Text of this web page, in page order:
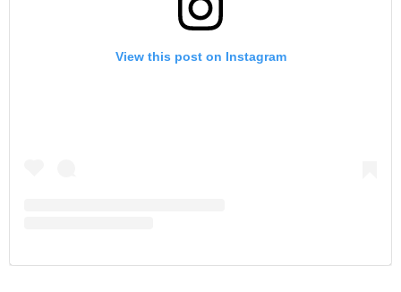
View this post on Instagram